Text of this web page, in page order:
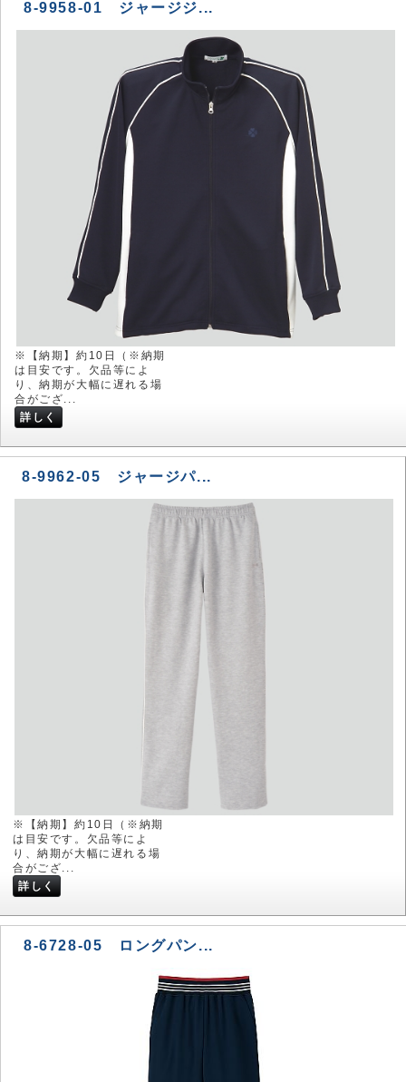
8-9958-01 ジャージジ...
※【納期】約10日（※納期
は目安です。欠品等によ
り、納期が大幅に遅れる場
合がござ...
詳しく
8-9962-05 ジャージパ...
※【納期】約10日（※納期
は目安です。欠品等によ
り、納期が大幅に遅れる場
合がござ...
詳しく
8-6728-05 ロングパン...